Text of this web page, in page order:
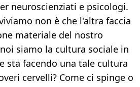
neuroscienziati e psicologi.
non è che l'altra faccia
materiale del nostro
siamo la cultura sociale in
sta facendo una tale cultura
cervelli? Come ci spinge o